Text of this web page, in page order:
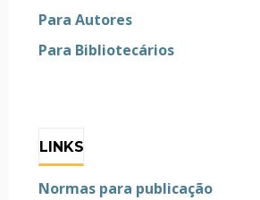
Para Autores
Para Bibliotecários
LINKS
Normas para publicação